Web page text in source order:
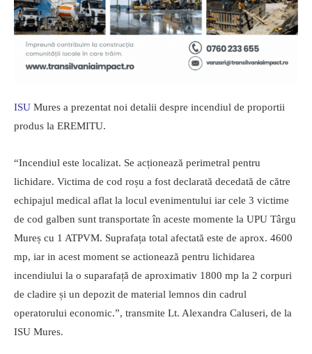
ISU Mures a prezentat noi detalii despre incendiul de proportii
produs la EREMITU.
“Incendiul este localizat. Se acționează perimetral pentru
lichidare. Victima de cod roșu a fost declarată decedată de către
echipajul medical aflat la locul evenimentului iar cele 3 victime
de cod galben sunt transportate în aceste momente la UPU Târgu
Mureș cu 1 ATPVM. Suprafața total afectată este de aprox. 4600
mp, iar in acest moment se actionează pentru lichidarea
incendiului la o suparafață de aproximativ 1800 mp la 2 corpuri
de cladire și un depozit de material lemnos din cadrul
operatorului economic.”, transmite Lt. Alexandra Caluseri, de la
ISU Mures.